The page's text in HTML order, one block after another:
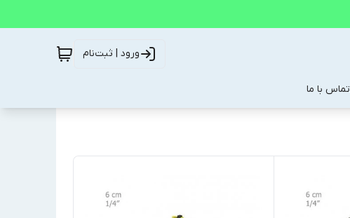
ورود | ثبت‌نام
تماس با ما